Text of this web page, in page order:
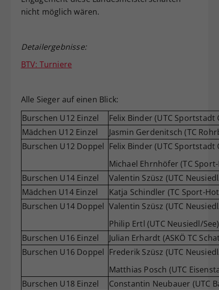
nicht möglich wären.
Detailergebnisse:
BTV: Turniere
Alle Sieger auf einen Blick:
Burschen U12 Einzel
Felix Binder (UTC Sportstadt
Mädchen U12 Einzel
Jasmin Gerdenitsch (TC
Burschen U12 Doppel Felix Binder (UTC
Michael Ehrnhöfer (TC
Burschen U14 Einzel
Valentin Szüsz (UTC
Mädchen U14 Einzel
Katja Schindler (TC Sport-
Burschen U14 Doppel Valentin Szüsz (UTC
Philip Ertl (UTC Neusiedl/See)
Burschen U16 Einzel
Julian Erhardt (ASKÖ TC
Burschen U16 Doppel Frederik Szüsz (UTC
Matthias Posch (UTC
Burschen U18 Einzel
Constantin Neubauer (UTC